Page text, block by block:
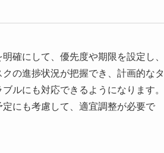
確にして、優先度や期限を設定し、
の進捗状況が把握でき、計画的なタ
ルにも対応できるようになります。
にも考慮して、適宜調整が必要で